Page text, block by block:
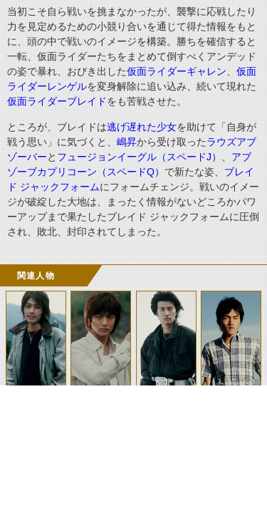
当初こそ自ら戦いを挑まなかったが、襲撃に応戦したり
力を見定めるための小競り合いを通じて得た情報をもと
に、頭の中で戦いのイメージを構築。勝ちを確信すると
一転、仮面ライダーたちをまとめて倒すべくアンデッド
の姿で暴れ、おびき出した仮面ライダーギャレン
仮面
ライダーレンゲルを変身解除に追い込み、 続いて現れた
仮面ライダーブレイドをも苦戦させた。
ところが、ブレイドは逃げ遅れた少女を助けて「自身が
戦う思い」に気づくと、 嶋昇から受け取ったラウズアブ
ゾーバーと フュージョンイーグル（スペードJ）
アブ
ゾーブカプリコーン（スペードQ） で新たな姿、 ブレイ
ド ジャックフォームにフォームチェンジ。戦いのイメー
ジが破綻した大地は、まったく情報がないどころかパワ
ーアップまで果たしたブレイド ジャックフォームに圧倒
され、敗北、封印されてしまった。
関連人物